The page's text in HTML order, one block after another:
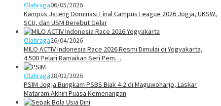
Olahraga06/05/2026
Kampus Jateng Dominasi Final Campus League 2026 Jogja, UKSW,
SCU, dan USM Berebut Gelar
Olahraga26/04/2026
MILO ACTIV Indonesia Race 2026 Resmi Dimulai di Yogyakarta,
4.500 Pelari Ramaikan Seri Pem…
Olahraga28/02/2026
PSIM Jogja Bungkam PSBS Biak 4-2 di Maguwoharjo, Laskar
Mataram Akhiri Puasa Kemenangan